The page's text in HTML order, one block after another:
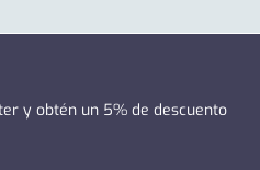
y obtén un 5% de descuento